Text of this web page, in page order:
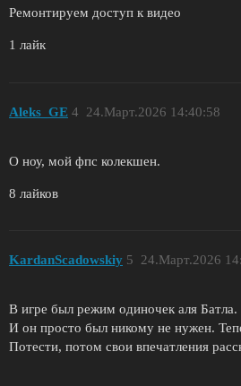
Ремонтируем доступ к видео
1 лайк
Aleks_GE 24.Март.2026 14:40:58
4
О ноу, мой фпс колекшен.
8 лайков
KardanScadowskiy 24.Март.2026
5
В игре был режим одиночек аля Батла.
И он просто был никому не нужен.
Потести, потом свои впечатления